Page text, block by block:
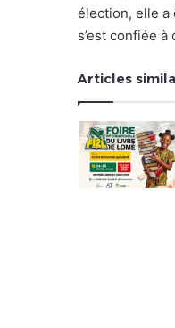
élection, elle a
s’est confiée à
Articles